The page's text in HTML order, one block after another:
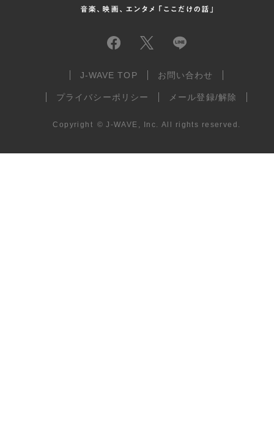
J-WAVE TOP お問い合わせ
プライバシーポリシー メール登録/解除
Copyright © J-WAVE, Inc. All rights reserved.